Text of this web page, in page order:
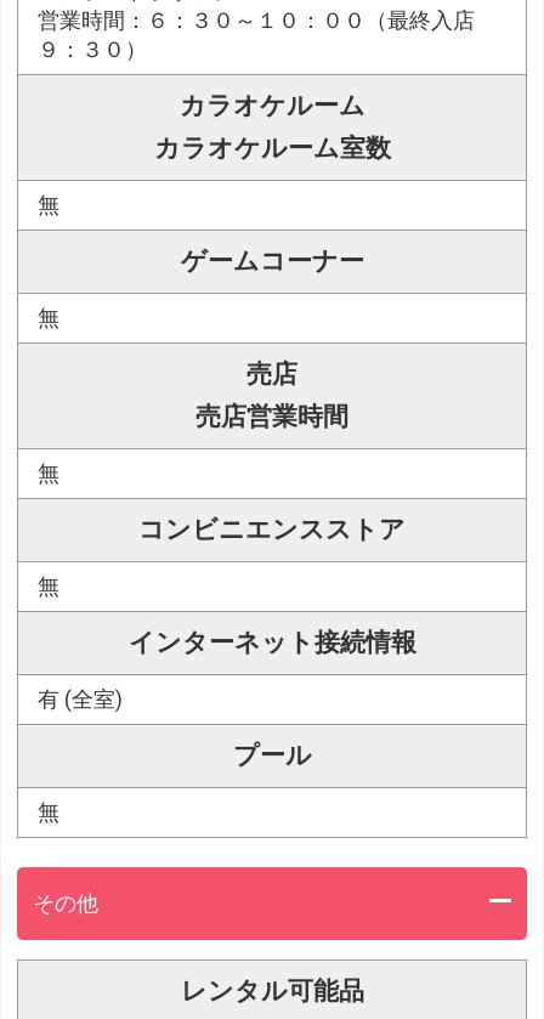
営業時間：６：３０～１０：００（最終入店
９：３０）
カラオケルーム
カラオケルーム室数
無
ゲームコーナー
無
売店
売店営業時間
無
コンビニエンスストア
無
インターネット接続情報
有 (全室)
プール
無
その他
レンタル可能品